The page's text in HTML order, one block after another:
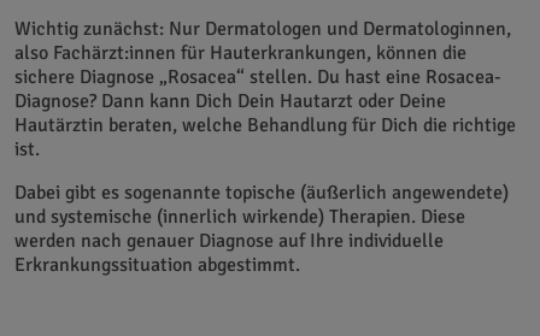
Wichtig zunächst: Nur Dermatologen und Dermatologinnen,
also Fachärzt:innen für Hauterkrankungen, können die
sichere Diagnose „Rosacea“ stellen. Du hast eine Rosacea-
Diagnose? Dann kann Dich Dein Hautarzt oder Deine
Hautärztin beraten, welche Behandlung für Dich die richtige
ist.
Dabei gibt es sogenannte topische (äußerlich angewendete)
und systemische (innerlich wirkende) Therapien. Diese
werden nach genauer Diagnose auf Ihre individuelle
Erkrankungssituation abgestimmt.